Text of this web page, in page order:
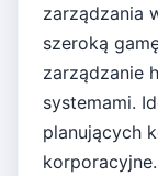
zarządzania
szeroką
zarządzanie
systemami.
planujących
korporacyjne.